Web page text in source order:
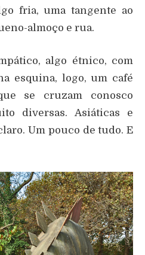
fria, uma tangente ao
almoço e rua.
algo étnico, com
esquina, logo, um café
se cruzam conosco
diversas. Asiáticas e
Um pouco de tudo. E